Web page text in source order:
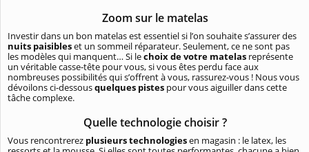
Zoom sur le matelas
Investir dans un bon matelas est essentiel si l’on souhaite s’assurer des
nuits paisibleset un sommeil réparateur. Seulement, ce ne sont pas
les modèles qui manquent… Si lechoix de votre matelas représente
un véritable casse-tête pour vous, si vous êtes perdu face aux
nombreuses possibilités qui s’offrent à vous, rassurez-vous ! Nous vous
dévoilons ci-dessousquelques pistes pour vous aiguiller dans cette
tâche complexe.
Quelle technologie choisir ?
Vous rencontrerez plusieurs technologiesen magasin : le latex, les